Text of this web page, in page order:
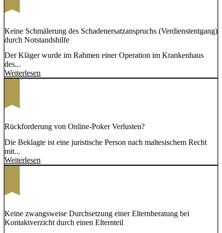
Keine Schmälerung des Schadenersatzanspruchs (Verdienstentgang)
durch Notstandshilfe
Der Kläger wurde im Rahmen einer Operation im Krankenhaus
des...
Weiterlesen
Rückforderung von Online-Poker Verlusten?
Die Beklagte ist eine juristische Person nach maltesischem Recht
mit...
Weiterlesen
Keine zwangsweise Durchsetzung einer Elternberatung bei
Kontaktverzicht durch einen Elternteil